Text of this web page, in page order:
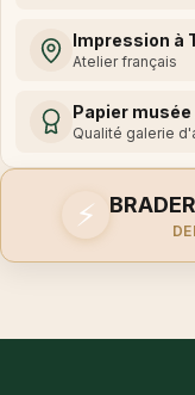
Impression à
Atelier français
Papier musée
Qualité galerie
⚡